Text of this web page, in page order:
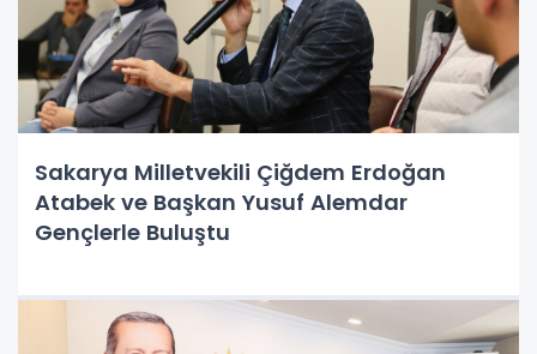
Sakarya Milletvekili Çiğdem Erdoğan
Atabek ve Başkan Yusuf Alemdar
Gençlerle Buluştu